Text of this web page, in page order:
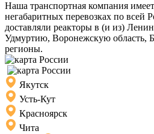
Наша транспортная компания
негабаритных перевозках по всей
доставляли реакторы в (и из)
Удмуртию, Воронежскую область,
регионы.
Якутск
Усть-Кут
Красноярск
Чита